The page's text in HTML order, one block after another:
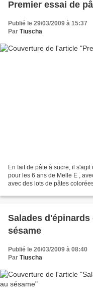
Premier essai de
Publié le 29/03/2009 à 15:37
Par Tiuscha
En fait de pâte à sucre, il
pour les 6 ans de Melle E ,
avec des lots de pâtes
Salades
sésame
Publié le 26/03/2009 à 08:40
Par Tiuscha